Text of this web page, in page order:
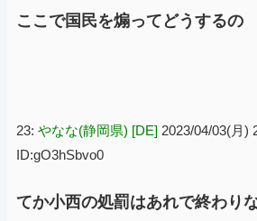
ここで国民を煽ってどうするの
23: やなな(静岡県) [DE] 2023/04/03(月)
ID:gO3hSbvo0
てか小西の処罰はあれで終わり